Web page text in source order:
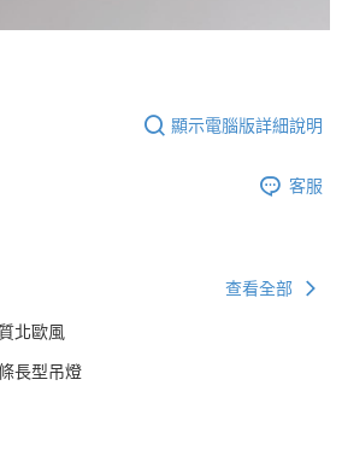
顯示電腦版詳細說明
客服
查看全部
北歐風
長型吊燈